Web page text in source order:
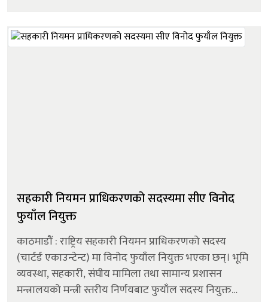
सहकारी नियमन प्राधिकरणको सदस्यमा सीए विनोद
फुयाँल नियुक्त
काठमाडौं : राष्ट्रिय सहकारी नियमन प्राधिकरणको सदस्य
(चार्टर्ड एकाउन्टेन्ट) मा विनोद फुयाँल नियुक्त भएका छन्। भूमि
व्यवस्था, सहकारी, संघीय मामिला तथा सामान्य प्रशासन
मन्त्रालयको मन्त्री स्तरीय निर्णयबाट फुयाँल सदस्य नियुक्त